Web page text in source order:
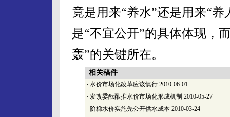
竟是用来“养水”还是用来“
是“不宜公开”的具体体现，
轰”的关键所在。
相关稿件
· 水价市场化改革应该慎行 2010-06-01
· 发改委酝酿推水价市场化形成机制 2010-05-27
· 阶梯水价实施先公开供水成本 2010-03-24